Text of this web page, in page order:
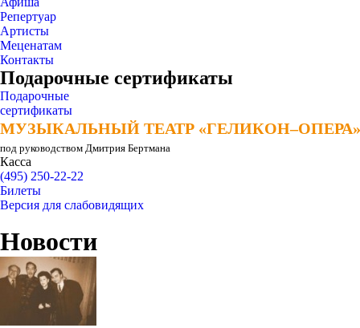
Репертуар
Артисты
Меценатам
Контакты
Подарочные сертификаты
Подарочные
сертификаты
МУЗЫКАЛЬНЫЙ ТЕАТР «ГЕЛИКОН–ОПЕРА»
МУЗЫКАЛЬНЫЙ ТЕАТР «ГЕЛИКОН–ОПЕРА»
под руководством Дмитрия Бертмана
Касса
(495) 250-22-22
Билеты
Версия для слабовидящих
Новости